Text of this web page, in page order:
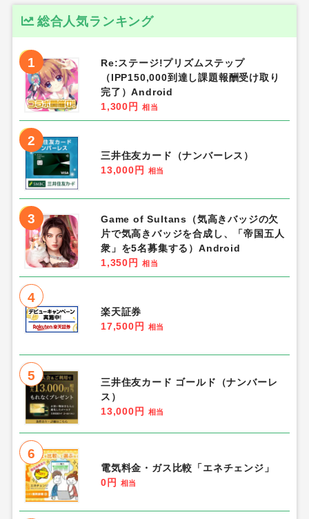
総合人気ランキング
1
Re:ステージ!プリズムステップ
（IPP150,000到達し課題報酬受け取り
完了）Android
1,300円
相当
2
三井住友カード（ナンバーレス）
13,000円
相当
3
Game of Sultans（気高きバッジの欠
片で気高きバッジを合成し、「帝国五人
衆」を5名募集する）Android
1,350円
相当
4
楽天証券
17,500円
相当
5
三井住友カード ゴールド（ナンバーレ
ス）
13,000円
相当
6
電気料金・ガス比較「エネチェンジ」
0円
相当